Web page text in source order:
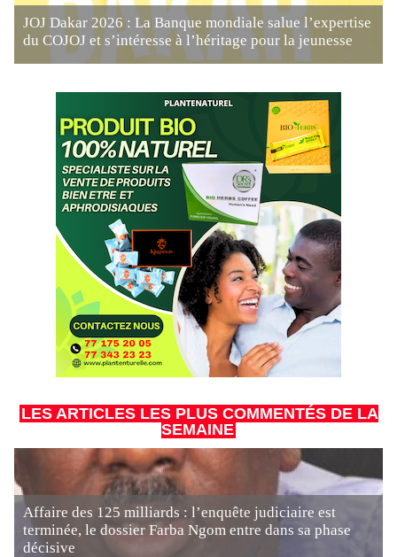
JOJ Dakar 2026 : La Banque mondiale salue l’expertise
du COJOJ et s’intéresse à l’héritage pour la jeunesse
LES ARTICLES LES PLUS COMMENTÉS DE LA
SEMAINE
Affaire des 125 milliards : l’enquête judiciaire est
terminée, le dossier Farba Ngom entre dans sa phase
décisive